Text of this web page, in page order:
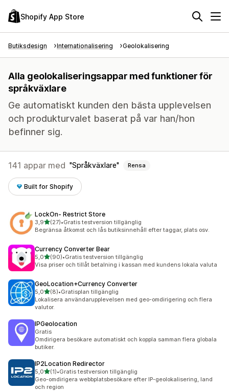
Shopify App Store
Butiksdesign Internationalisering Geolokalisering
Alla geolokaliseringsappar med funktioner för
språkväxlare
Ge automatiskt kunden den bästa upplevelsen
och produkturvalet baserat på var han/hon
befinner sig.
141 appar med Språkväxlare Rensa
Built for Shopify
LockOn‑ Restrict Store
3,9av 5 stjärnor
(27)
27 recensioner totalt
•Gratis testversion tillgänglig
Begränsa åtkomst och lås butiksinnehåll efter taggar, plats osv.
Currency Converter Bear
5,0av 5 stjärnor
(90)
90 recensioner totalt
•Gratis testversion tillgänglig
Visa priser och tillåt betalning i kassan med kundens lokala valuta
GeoLocation+Currency Converter
5,0av 5 stjärnor
(8)
8 recensioner totalt
•Gratisplan tillgänglig
Lokalisera användarupplevelsen med geo-omdirigering och flera
valutor.
IPGeolocation
Gratis
Omdirigera besökare automatiskt och koppla samman flera globala
butiker.
IP2Location Redirector
5,0av 5 stjärnor
(1)
1 recensioner totalt
•Gratis testversion tillgänglig
Geo-omdirigera webbplatsbesökare efter IP-geolokalisering, land
och region